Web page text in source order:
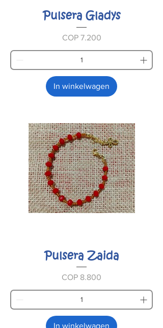
Pulsera Gladys
Prijs
COP 7.200
In winkelwagen
Pulsera Zaida
Prijs
COP 8.800
In winkelwagen